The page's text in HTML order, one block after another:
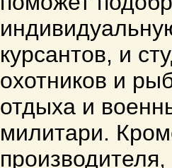
курсантов, и
охотников и
отдыха и
милитари.